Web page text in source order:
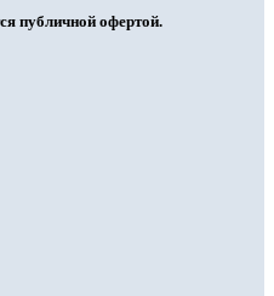
публичной офертой.